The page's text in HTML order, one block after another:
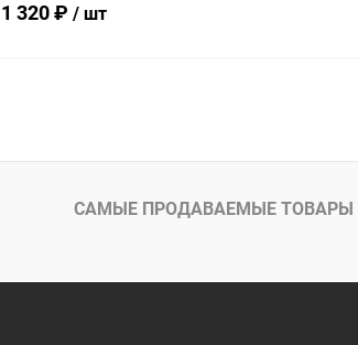
1 320 ₽ / шт
Купить в 1 клик Сравнение
В избранное В наличии
САМЫЕ ПРОДАВАЕМЫЕ ТОВАРЫ